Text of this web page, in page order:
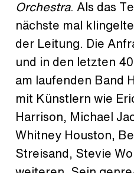
Orchestra. Als das
nächste mal
der Leitung. Die
und in den letzten
am laufenden Band
mit Künstlern wie
Harrison, Michael
Whitney Houston,
Streisand, Stevie